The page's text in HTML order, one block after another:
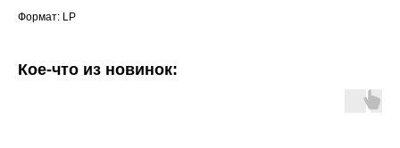
Формат: LP
Кое-что из новинок: